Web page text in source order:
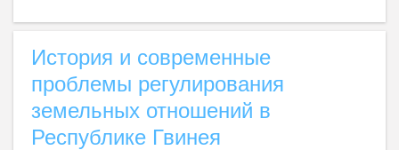
История и современные
проблемы регулирования
земельных отношений в
Республике Гвинея